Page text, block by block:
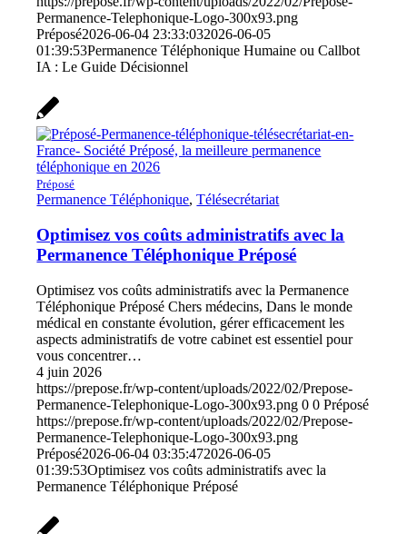
Permanence-Telephonique-Logo-300x93.png
Préposé2026-06-04 23:33:032026-06-05
01:39:53Permanence Téléphonique Humaine ou Callbot
IA : Le Guide Décisionnel
Préposé
Permanence Téléphonique,Télésecrétariat
Optimisez vos coûts administratifs avec la
Permanence Téléphonique Préposé
Optimisez vos coûts administratifs avec la Permanence
Téléphonique Préposé Chers médecins, Dans le monde
médical en constante évolution, gérer efficacement les
aspects administratifs de votre cabinet est essentiel pour
vous concentrer…
4 juin 2026
https://prepose.fr/wp-content/uploads/2022/02/Prepose-
Permanence-Telephonique-Logo-300x93.png 0 0 Préposé
https://prepose.fr/wp-content/uploads/2022/02/Prepose-
Permanence-Telephonique-Logo-300x93.png
Préposé2026-06-04 03:35:472026-06-05
01:39:53Optimisez vos coûts administratifs avec la
Permanence Téléphonique Préposé